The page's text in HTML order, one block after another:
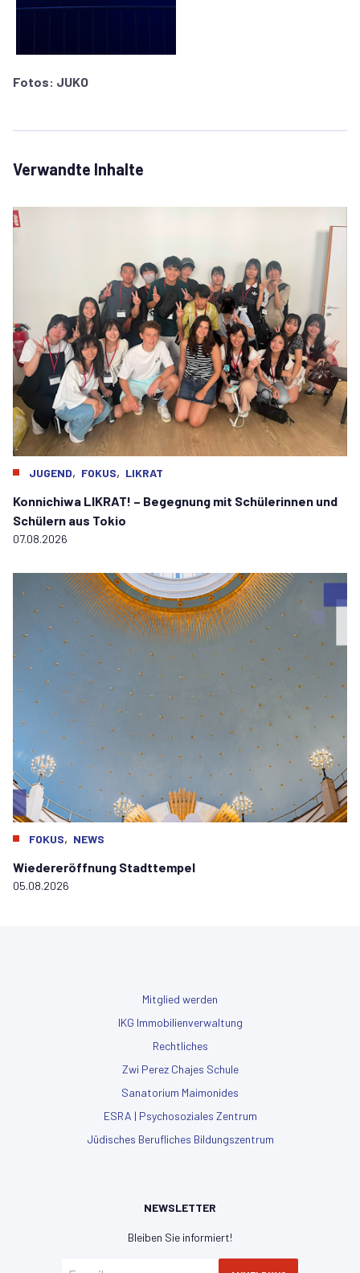
Fotos: JUKO
Verwandte Inhalte
JUGEND, FOKUS, LIKRAT
Konnichiwa LIKRAT! – Begegnung mit Schülerinnen und
Schülern aus Tokio
07.08.2026
FOKUS, NEWS
Wiedereröffnung Stadttempel
05.08.2026
Mitglied werden
IKG Immobilienverwaltung
Rechtliches
Zwi Perez Chajes Schule
Sanatorium Maimonides
ESRA | Psychosoziales Zentrum
Jüdisches Berufliches Bildungszentrum
NEWSLETTER
Bleiben Sie informiert!